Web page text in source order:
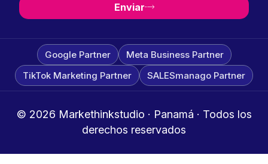
Enviar
Google Partner
Meta Business Partner
TikTok Marketing Partner
SALESmanago Partner
© 2026 Markethinkstudio · Panamá · Todos los
derechos reservados